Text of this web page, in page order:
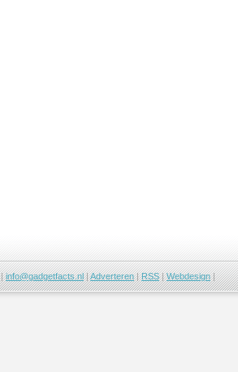
|info@gadgetfacts.nl|Adverteren|RSS|Webdesign|